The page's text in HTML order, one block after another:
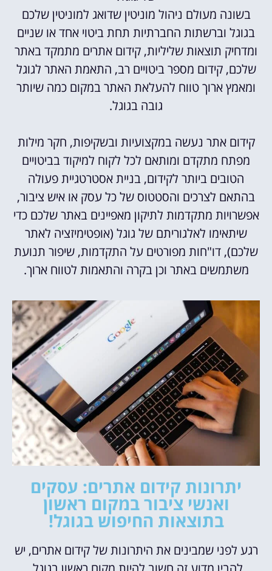
בשונה מעולם ניהול מוניטין שדואג למוניטין שלכם
בגוגל וברשתות החברתיות תחת ביטוי אחד או שניים
ומדחיק תוצאות שליליות, קידום אתרים מתמקד באתר
שלכם, קידום מספר ביטויים רב, התאמת האתר לגוגל
ומאמץ ארוך טווח להעלאת האתר במקום כמה שיותר
גובה בגוגל.
קידום אתר נעשה במקצועיות ובשקיפות, חקר מילות
מפתח מתקדם ומותאם לכל לקוח למיקוד בביטויים
הטובים ביותר לקידום, בניית אסטרטגיית פעולה
בהתאם לצרכים והסטטוס של כל עסק או איש ציבור,
אפשרויות מתקדמות לתיקון מאפיינים באתר שלכם כדי
שיתאימו לאלגוריתם של גוגל (אופטימיזציה לאתר
שלכם), דו"חות מפורטים על התקדמות, שיפור תנועת
משתמשים באתר וכן בקרה והתאמות לטווח ארוך.
יתרונות קידום אתרים: עסקים
ואנשי ציבור במקום ראשון
בתוצאות החיפוש בגוגל!
רגע לפני שמבינים את היתרונות של קידום אתרים, יש